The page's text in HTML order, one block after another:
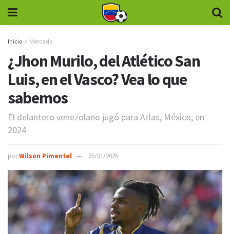
Inicio Mercado
¿Jhon Murilo, del Atlético San
Luis, en el Vasco? Vea lo que
sabemos
El delantero venezolano jugó para Atlas, México, en
2024
porWilson Pimentel 25/01/2025